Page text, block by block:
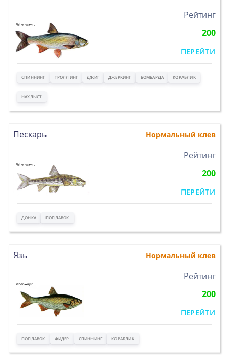
Рейтинг
200
ПЕРЕЙТИ
СПИННИНГ ТРОЛЛИНГ ДЖИГ ДЖЕРКИНГ БОМБАРДА КОРАБЛИК
НАХЛЫСТ
Пескарь Нормальный клев
Рейтинг
200
ПЕРЕЙТИ
ДОНКА ПОПЛАВОК
Язь Нормальный клев
Рейтинг
200
ПЕРЕЙТИ
ПОПЛАВОК ФИДЕР СПИННИНГ КОРАБЛИК